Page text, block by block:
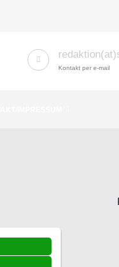
Kontakt per e-mail